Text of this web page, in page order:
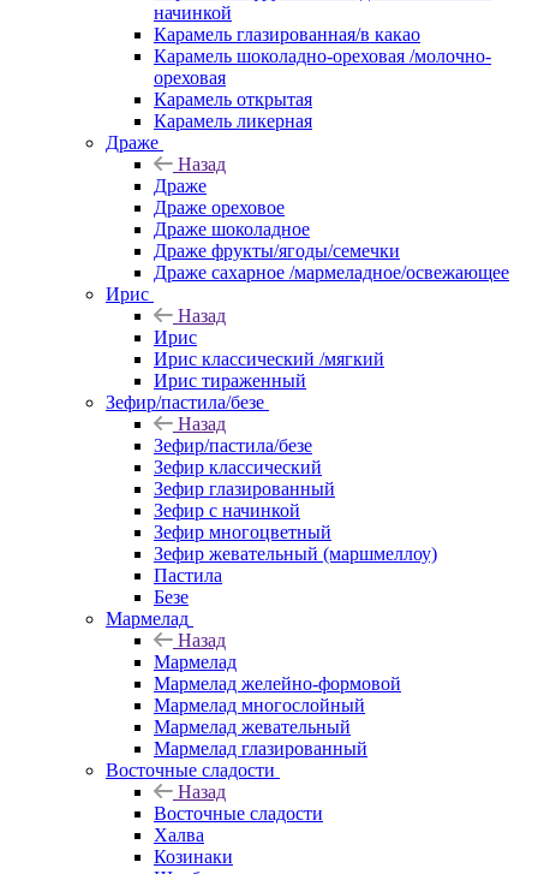
начинкой
Карамель глазированная/в какао
Карамель шоколадно-ореховая /молочно-
ореховая
Карамель открытая
Карамель ликерная
Драже
Назад
Драже
Драже ореховое
Драже шоколадное
Драже фрукты/ягоды/семечки
Драже сахарное /мармеладное/освежающее
Ирис
Назад
Ирис
Ирис классический /мягкий
Ирис тираженный
Зефир/пастила/безе
Назад
Зефир/пастила/безе
Зефир классический
Зефир глазированный
Зефир с начинкой
Зефир многоцветный
Зефир жевательный (маршмеллоу)
Пастила
Безе
Мармелад
Назад
Мармелад
Мармелад желейно-формовой
Мармелад многослойный
Мармелад жевательный
Мармелад глазированный
Восточные сладости
Назад
Восточные сладости
Халва
Козинаки